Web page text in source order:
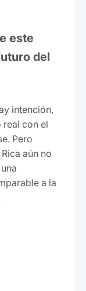
este
del
intención,
con el
Pero
aún no
a la